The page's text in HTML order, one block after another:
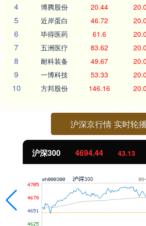
4 博腾股份 20.44
5 近岸蛋白 46.72
6 毕得医药 61.6
7 五洲医疗 83.62
8 耐科装备 49.67
9 一博科技 53.33
10 方邦股份 146.16
沪深京行情 实时轮播
北证50 1134.24 11.37